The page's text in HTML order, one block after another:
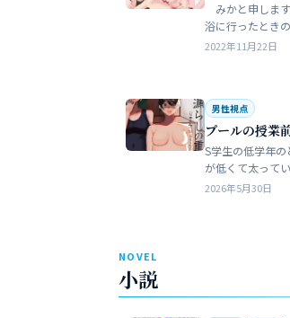
みかと申しま
浴に行ったときのお話です
浴場で泳いでい
2022年11月22日
男性視点
プールの授業
S学生の低学年
が低くて太って
た。普段は引っ
2026年5月30日
NOVEL
小説